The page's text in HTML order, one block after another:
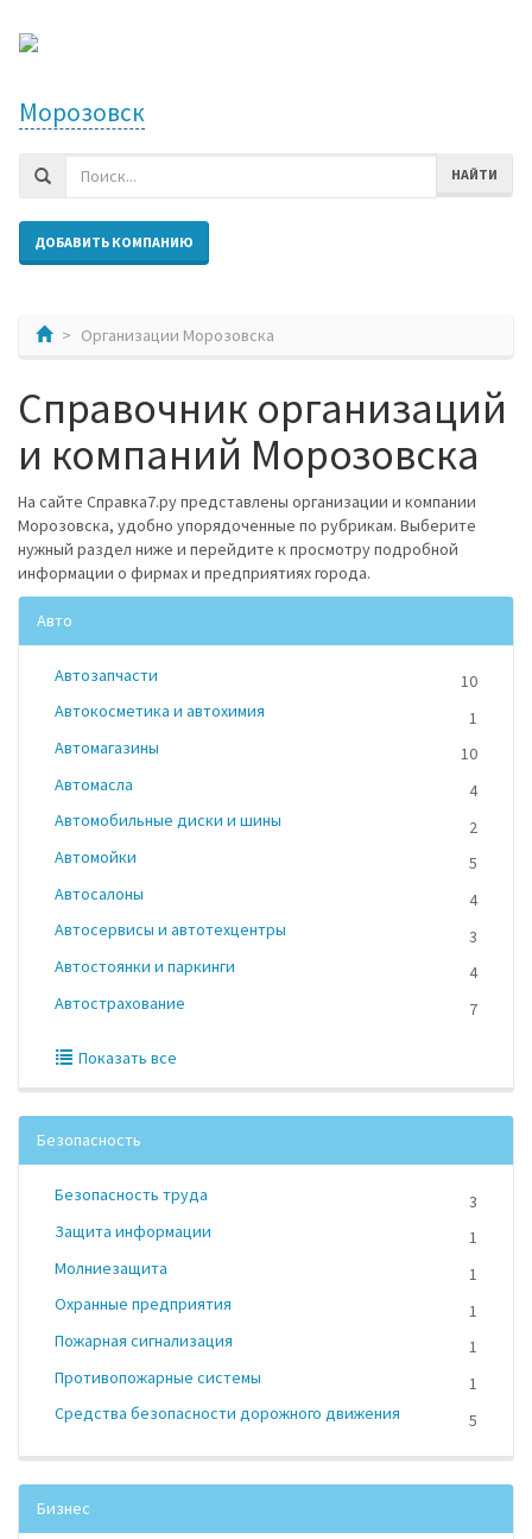
Морозовск
НАЙТИ
ДОБАВИТЬ КОМПАНИЮ
Организации Морозовска
Справочник организаций
и компаний Морозовска
На сайте Справка7.ру представлены организации и компании
Морозовска, удобно упорядоченные по рубрикам. Выберите
нужный раздел ниже и перейдите к просмотру подробной
информации о фирмах и предприятиях города.
Авто
Автозапчасти
10
Автокосметика и автохимия
1
Автомагазины
10
Автомасла
4
Автомобильные диски и шины
2
Автомойки
5
Автосалоны
4
Автосервисы и автотехцентры
3
Автостоянки и паркинги
4
Автострахование
7
Показать все
Безопасность
Безопасность труда
3
Защита информации
1
Молниезащита
1
Охранные предприятия
1
Пожарная сигнализация
1
Противопожарные системы
1
Средства безопасности дорожного движения
5
Бизнес